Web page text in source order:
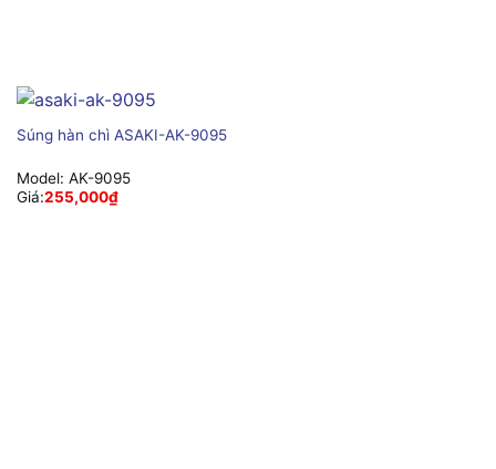
Súng hàn chì ASAKI-AK-9095
Model: AK-9095
Giá:255,000₫